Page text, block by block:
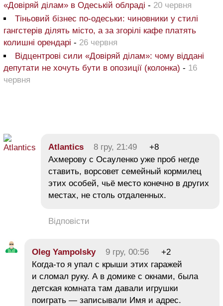
«Довіряй ділам» в Одеській облраді - 20 червня
Тіньовий бізнес по-одеськи: чиновники у стилі
гангстерів ділять місто, а за згорілі кафе платять
колишні орендарі - 26 червня
Відцентрові сили «Довіряй ділам»: чому віддані
депутати не хочуть бути в опозиції (колонка) - 16
червня
Atlantics 8 гру, 21:49
+8
Ахмерову с Осауленко уже проб негде
ставить, ворсовет семейный кормилец
этих особей, чьё место конечно в других
местах, не столь отдаленных.
Відповісти
Oleg Yampolsky 9 гру, 00:56
+2
Когда-то я упал с крыши этих гаражей
и сломал руку. А в домике с окнами, была
детская комната там давали игрушки
поиграть — записывали Имя и адрес.